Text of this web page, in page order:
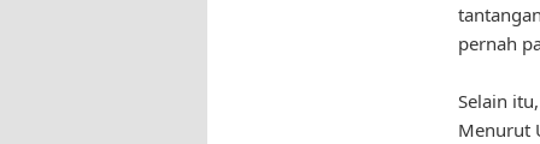
pernah
Selain
Menurut